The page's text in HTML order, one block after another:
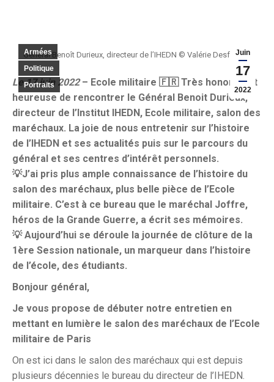
Juin
17
2022
Armées
Politique
Portraits
Général Benoît Durieux, directeur de l’IHEDN © Valérie Desforges
Le 17 juin 2022– Ecole militaire 🇫🇷 Très honorée et
heureuse de rencontrer le Général Benoit Durieux,
directeur de l’Institut IHEDN, Ecole militaire, salon des
maréchaux. La joie de nous entretenir sur l’histoire
de l’IHEDN et ses actualités puis sur le parcours du
général et ses centres d’intérêt personnels.
💡J’ai pris plus ample connaissance de l’histoire du
salon des maréchaux, plus belle pièce de l’Ecole
militaire. C’est à ce bureau que le maréchal Joffre,
héros de la Grande Guerre, a écrit ses mémoires.
💡 Aujourd’hui se déroule la journée de clôture de la
1ère Session nationale, un marqueur dans l’histoire
de l’école, des étudiants.
Bonjour général,
Je vous propose de débuter notre entretien en
mettant en lumière le salon des maréchaux de l’Ecole
militaire de Paris
On est ici dans le salon des maréchaux qui est depuis
plusieurs décennies le bureau du directeur de l’IHEDN.